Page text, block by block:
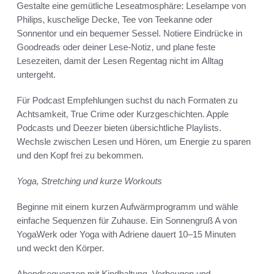
Gestalte eine gemütliche Leseatmosphäre: Leselampe von
Philips, kuschelige Decke, Tee von Teekanne oder
Sonnentor und ein bequemer Sessel. Notiere Eindrücke in
Goodreads oder deiner Lese-Notiz, und plane feste
Lesezeiten, damit der Lesen Regentag nicht im Alltag
untergeht.
Für Podcast Empfehlungen suchst du nach Formaten zu
Achtsamkeit, True Crime oder Kurzgeschichten. Apple
Podcasts und Deezer bieten übersichtliche Playlists.
Wechsle zwischen Lesen und Hören, um Energie zu sparen
und den Kopf frei zu bekommen.
Yoga, Stretching und kurze Workouts
Beginne mit einem kurzen Aufwärmprogramm und wähle
einfache Sequenzen für Zuhause. Ein Sonnengruß A von
YogaWerk oder Yoga with Adriene dauert 10–15 Minuten
und weckt den Körper.